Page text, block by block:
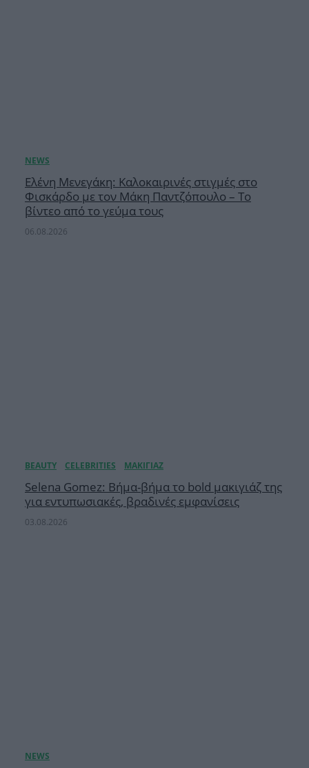
Ελένη Μενεγάκη: Καλοκαιρινές στιγμές στο
Φισκάρδο με τον Μάκη Παντζόπουλο – Το
βίντεο από το γεύμα τους
06.08.2026
Selena Gomez: Βήμα-βήμα το bold μακιγιάζ της
για εντυπωσιακές, βραδινές εμφανίσεις
03.08.2026